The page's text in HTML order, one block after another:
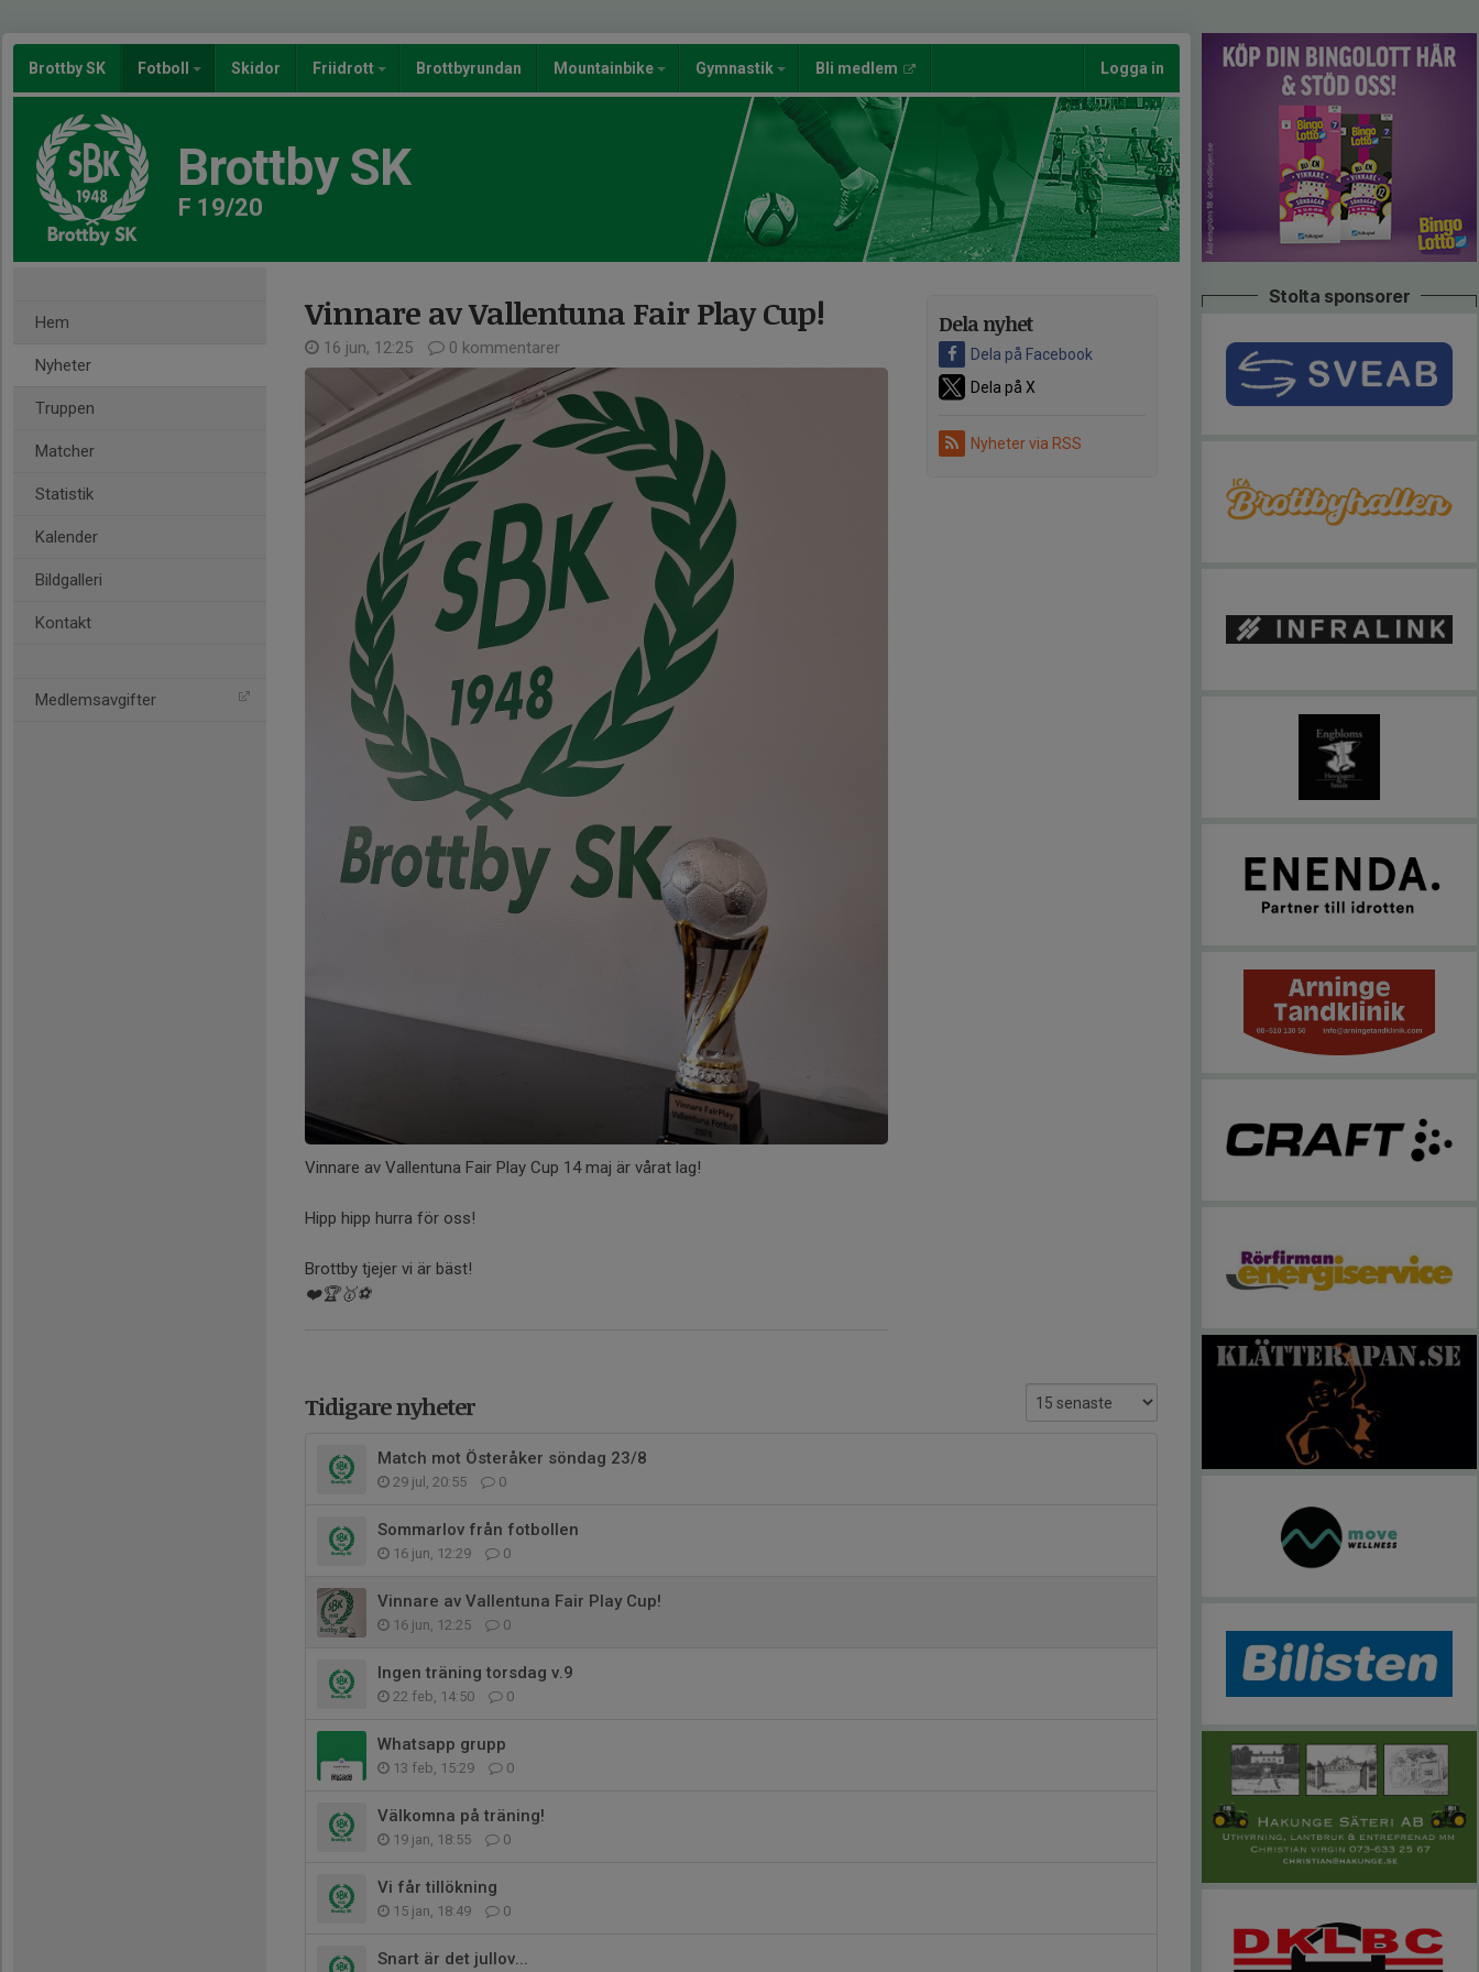
Brottby SK Fotboll Skidor Friidrott Brottbyrundan Mountainbike Gymnastik Bli medlem Logga in
Brottby SK
F 19/20
Hem
Nyheter
Truppen
Matcher
Statistik
Kalender
Bildgalleri
Kontakt
Medlemsavgifter
Dela nyhet
Dela på Facebook
Dela på X
Nyheter via RSS
Vinnare av Vallentuna Fair Play Cup!
16 jun, 12:25 0 kommentarer
Vinnare av Vallentuna Fair Play Cup 14 maj är vårat lag!
Hipp hipp hurra för oss!
Brottby tjejer vi är bäst!
❤️🏆🥇⚽️
Tidigare nyheter
Match mot Österåker söndag 23/8
29 jul, 20:55 0
Sommarlov från fotbollen
16 jun, 12:29 0
Vinnare av Vallentuna Fair Play Cup!
16 jun, 12:25 0
Ingen träning torsdag v.9
22 feb, 14:50 0
Whatsapp grupp
13 feb, 15:29 0
Välkomna på träning!
19 jan, 18:55 0
Vi får tillökning
15 jan, 18:49 0
Snart är det jullov...
Stolta sponsorer